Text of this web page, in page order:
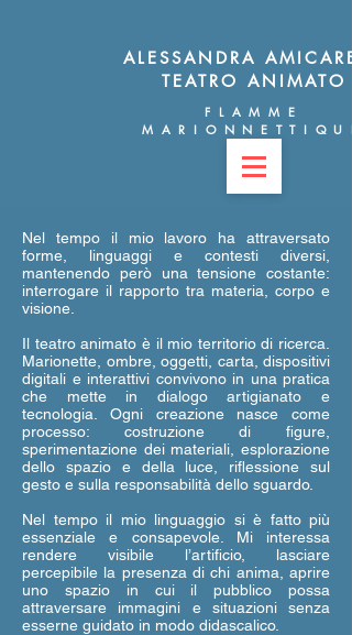
ALESSANDRA
TEATRO ANIMATO
FLAMME
Nel tempo il mio lavoro ha attraversato
forme, linguaggi e contesti diversi,
mantenendo però una tensione costante:
interrogare il rapporto tra materia, corpo e
visione.
Il teatro animato è il mio territorio di ricerca.
Marionette, ombre, oggetti, carta, dispositivi
digitali e interattivi convivono in una pratica
che mette in dialogo artigianato e
tecnologia. Ogni creazione nasce come
processo: costruzione di figure,
sperimentazione dei materiali, esplorazione
dello spazio e della luce, riflessione sul
gesto e sulla responsabilità dello sguardo.
Nel tempo il mio linguaggio si è fatto più
essenziale e consapevole. Mi interessa
rendere visibile l’artificio, lasciare
percepibile la presenza di chi anima, aprire
uno spazio in cui il pubblico possa
attraversare immagini e situazioni senza
esserne guidato in modo didascalico.